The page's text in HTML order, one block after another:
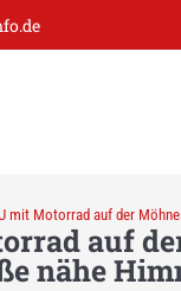
mit Motorrad auf der
auf
nähe